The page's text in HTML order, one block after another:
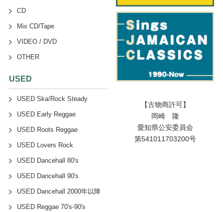
CD
Mix CD/Tape
VIDEO / DVD
OTHER
USED
USED Ska/Rock Steady
USED Early Reggae
USED Roots Reggae
USED Lovers Rock
USED Dancehall 80's
USED Dancehall 90's
USED Dancehall 2000年以降
USED Reggae 70's-90's
【古物商許可】
岡崎 隆
愛知県公安委員会
第541011703200号